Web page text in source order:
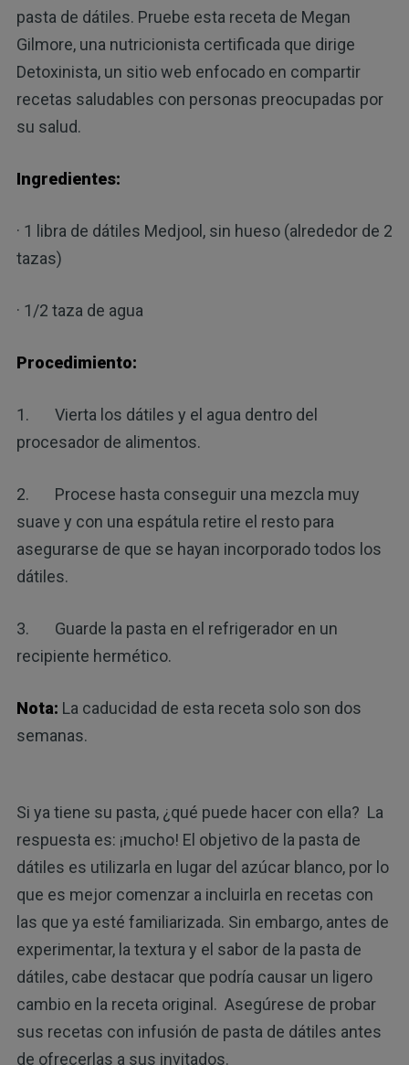
pasta de dátiles. Pruebe esta receta de Megan
Gilmore, una nutricionista certificada que dirige
Detoxinista, un sitio web enfocado en compartir
recetas saludables con personas preocupadas por
su salud.
Ingredientes:
· 1 libra de dátiles Medjool, sin hueso (alrededor de 2
tazas)
· 1/2 taza de agua
Procedimiento:
1. Vierta los dátiles y el agua dentro del
procesador de alimentos.
2. Procese hasta conseguir una mezcla muy
suave y con una espátula retire el resto para
asegurarse de que se hayan incorporado todos los
dátiles.
3. Guarde la pasta en el refrigerador en un
recipiente hermético.
Nota: La caducidad de esta receta solo son dos
semanas.
Si ya tiene su pasta, ¿qué puede hacer con ella? La
respuesta es: ¡mucho! El objetivo de la pasta de
dátiles es utilizarla en lugar del azúcar blanco, por lo
que es mejor comenzar a incluirla en recetas con
las que ya esté familiarizada. Sin embargo, antes de
experimentar, la textura y el sabor de la pasta de
dátiles, cabe destacar que podría causar un ligero
cambio en la receta original. Asegúrese de probar
sus recetas con infusión de pasta de dátiles antes
de ofrecerlas a sus invitados.